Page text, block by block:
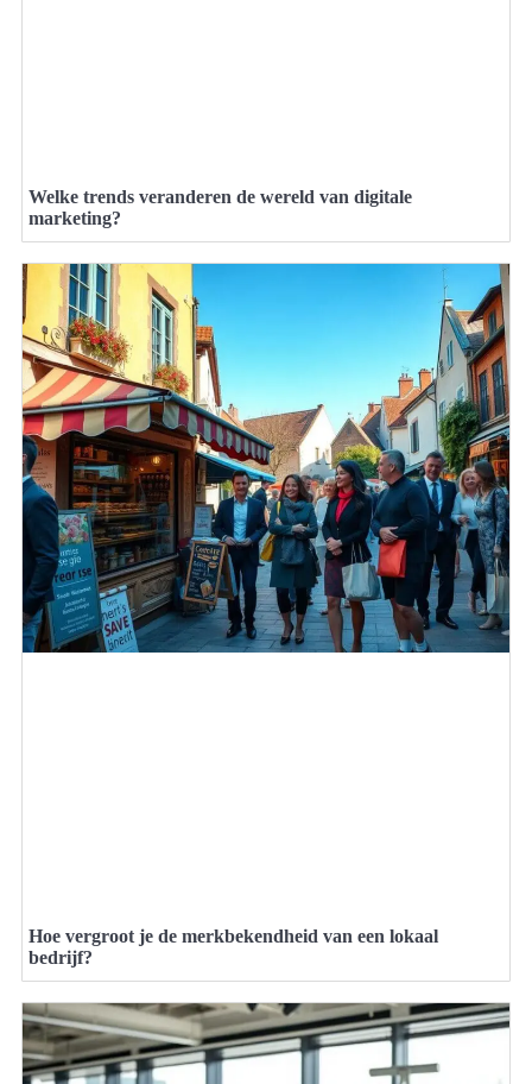
Welke trends veranderen de wereld van digitale
marketing?
Hoe vergroot je de merkbekendheid van een lokaal
bedrijf?